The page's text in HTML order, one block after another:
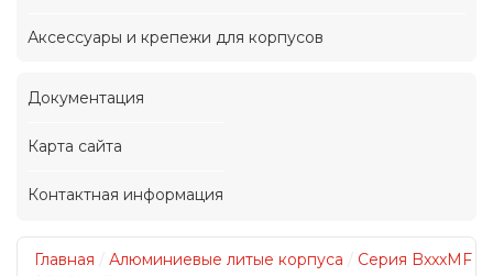
Аксессуары и крепежи для корпусов
Документация
Карта сайта
Контактная информация
Главная Алюминиевые литые корпуса
Серия BxxxMF